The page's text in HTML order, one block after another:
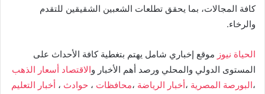
كافة المجالات، بما يحقق تطلعات الشعبين الشقيقين للتقدم
والرخاء.
الحياة نيوز موقع إخباري شامل يهتم بتغطية كافة الأحداث على
المستوى الدولي والمحلي ورصد أهم الأخبار والاقتصاد أسعار الذهب
،البورصة المصرية ،أخبار الرياضة ،محافظات ، حوادث ، أخبار التعليم